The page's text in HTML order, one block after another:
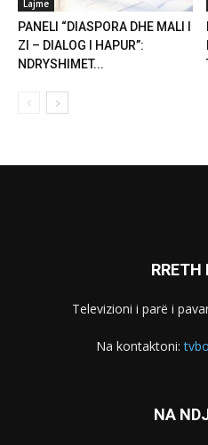
Lajme
PANELI “DIASPORA DHE MALI I
ZI – DIALOG I HAPUR”:
NDRYSHIMET...
RRETH
Televizioni i parë i
Na kontaktoni:
NA